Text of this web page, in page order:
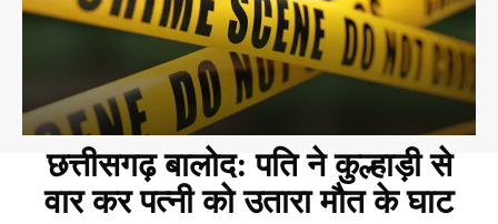
छत्तीसगढ़ बालोद: पति ने कुल्हाड़ी से
वार कर पत्नी को उतारा मौत के घाट